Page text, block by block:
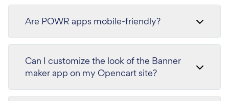
Are POWR apps mobile-friendly?
Can I customize the look of the Banner
maker app on my Opencart site?